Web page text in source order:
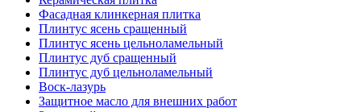
Фасадная клинкерная плитка
Плинтус ясень сращенный
Плинтус ясень цельноламельный
Плинтус дуб сращенный
Плинтус дуб цельноламельный
Воск-лазурь
Защитное масло для внешних работ